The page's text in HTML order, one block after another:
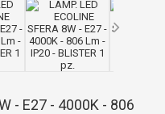
- E27 - 4000K - 806